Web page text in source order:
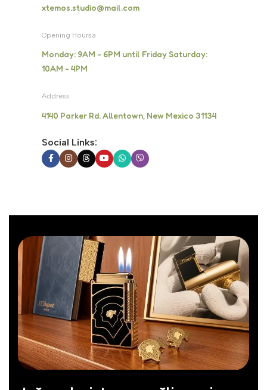
xtemos.studio@mail.com
Opening Hoursa
Monday: 9AM - 6PM until Friday Saturday:
10AM - 4PM
Address
4140 Parker Rd. Allentown, New Mexico 31134
Social Links: